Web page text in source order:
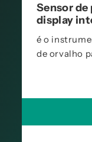
Sensor de
display
é o
de orvalho